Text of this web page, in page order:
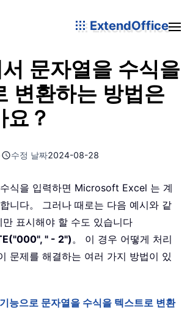
ExtendOffice
문자열을 수식을
변환하는 방법은
요？
수정 날짜2024-08-28
식을 입력하면 Microsoft Excel 는 계
니다。 그러나 때로는 다음 예시와 같
표시해야 할 수도 있습니다
" - 2")。 이 경우 어떻게 처리
문제를 해결하는 여러 가지 방법이 있
능으로 문자열을 수식을 텍스트로 변환